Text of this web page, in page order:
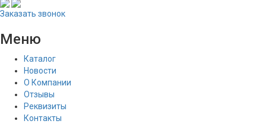
Заказать звонок
Меню
Каталог
Новости
О Компании
Отзывы
Реквизиты
Контакты